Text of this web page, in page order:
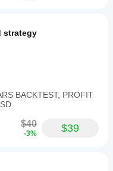
strategy
BACKTEST, PROFIT
$40
-3% $39